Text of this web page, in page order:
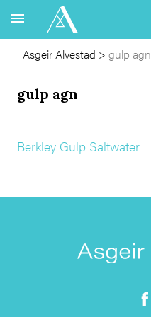
Asgeir Alvestad > gulp agn
gulp agn
Berkley Gulp Saltwater